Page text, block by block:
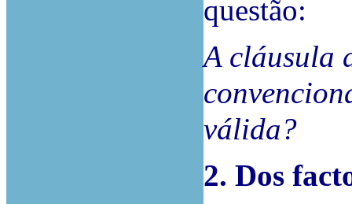
questão:
A cláusula
válida?
2. Dos